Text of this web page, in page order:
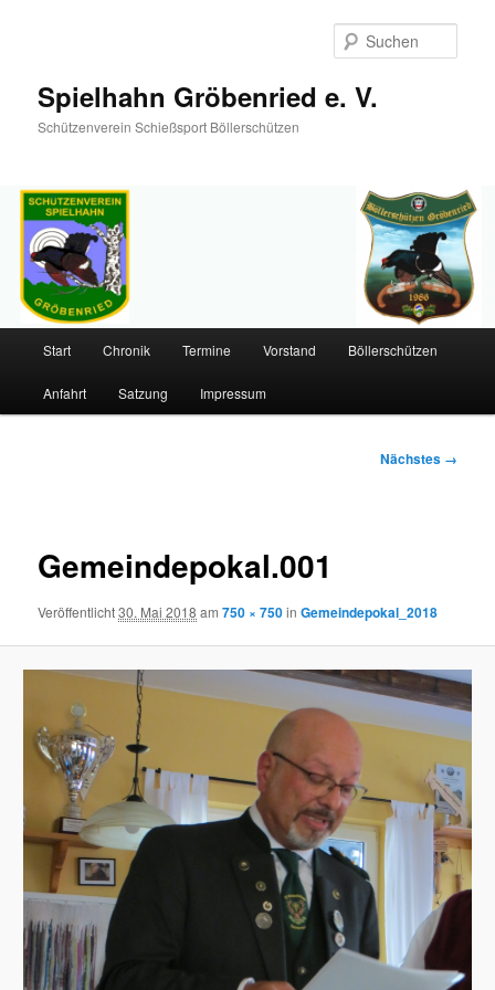
Spielhahn Gröbenried e. V.
Schützenverein Schießsport Böllerschützen
Zum
primären
Start Chronik Termine Vorstand Böllerschützen
Anfahrt Satzung Impressum
Nächstes →
Gemeindepokal.001
Veröffentlicht30. Mai 2018 am750 × 750inGemeindepokal_2018